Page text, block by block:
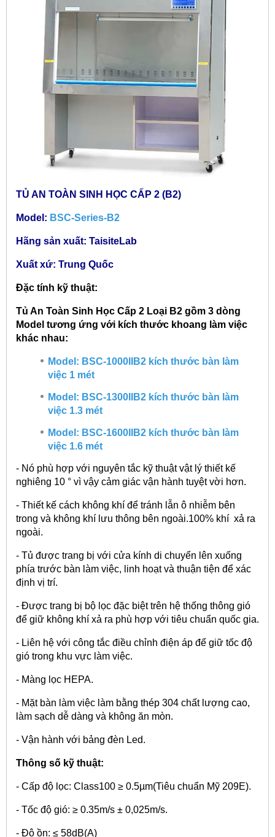
TỦ AN TOÀN SINH HỌC CẤP 2 (B2)
Model: BSC-Series-B2
Hãng sản xuất: TaisiteLab
Xuất xứ: Trung Quốc
Đặc tính kỹ thuật:
Tủ An Toàn Sinh Học Cấp 2 Loại B2 gồm 3 dòng
Model tương ứng với kích thước khoang làm việc
khác nhau:
Model: BSC-1000IIB2 kích thước bàn làm
việc 1 mét
Model: BSC-1300IIB2 kích thước bàn làm
việc 1.3 mét
Model: BSC-1600IIB2 kích thước bàn làm
việc 1.6 mét
- Nó phù hợp với nguyên tắc kỹ thuật vật lý thiết kế
nghiêng 10 ° vì vậy cảm giác vận hành tuyệt vời hơn.
- Thiết kế cách không khí để tránh lẫn ô nhiễm bên
trong và không khí lưu thông bên ngoài.100% khí xả ra
ngoài.
- Tủ được trang bị với cửa kính di chuyển lên xuống
phía trước bàn làm việc, linh hoạt và thuận tiện để xác
định vị trí.
- Được trang bị bộ lọc đặc biệt trên hệ thống thông gió
để giữ không khí xả ra phù hợp với tiêu chuẩn quốc gia.
- Liên hệ với công tắc điều chỉnh điện áp để giữ tốc độ
gió trong khu vực làm việc.
- Màng lọc HEPA.
- Mặt bàn làm việc làm bằng thép 304 chất lượng cao,
làm sạch dễ dàng và không ăn mòn.
- Vận hành với bảng đèn Led.
Thông số kỹ thuật:
- Cấp độ lọc: Class100 ≥ 0.5µm(Tiêu chuẩn Mỹ 209E).
- Tốc độ gió: ≥ 0.35m/s ± 0,025m/s.
- Độ ồn: ≤ 58dB(A)